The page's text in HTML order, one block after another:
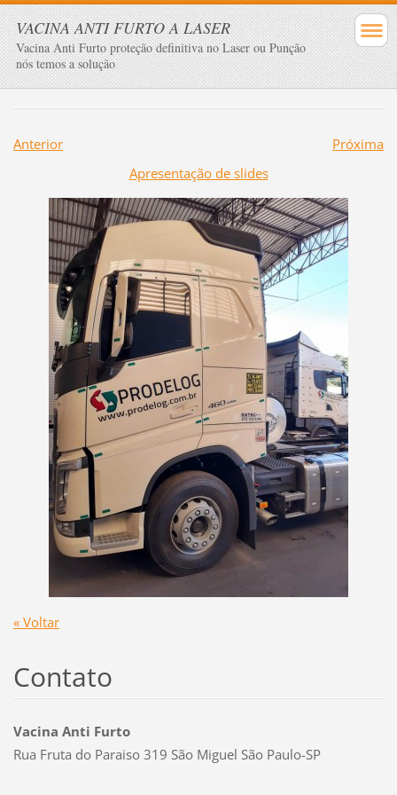
VACINA ANTI FURTO A LASER
Vacina Anti Furto proteção definitiva no Laser ou Punção
nós temos a solução
Anterior
Próxima
Apresentação de slides
« Voltar
Contato
Vacina Anti Furto
Rua Fruta do Paraiso 319 São Miguel São Paulo-SP